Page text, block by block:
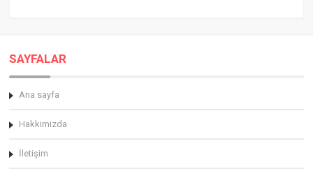
SAYFALAR
Ana sayfa
Hakkimizda
İletişim